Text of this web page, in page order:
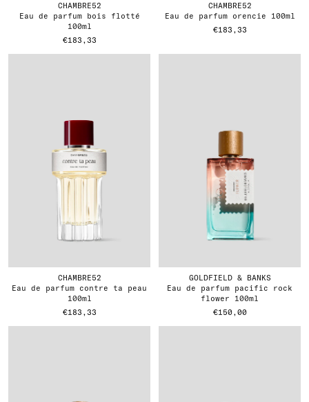
CHAMBRE52
eau de parfum bois flotté
100ml
€183,33
CHAMBRE52
eau de parfum orencie 100ml
€183,33
CHAMBRE52
eau de parfum contre ta peau
100ml
€183,33
GOLDFIELD & BANKS
eau de parfum pacific rock
flower 100ml
€150,00